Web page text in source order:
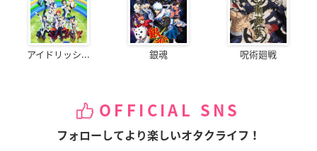
アイドリッシ... 銀魂 呪術廻戦
OFFICIAL SNS
フォローしてより楽しいオタクライフ！